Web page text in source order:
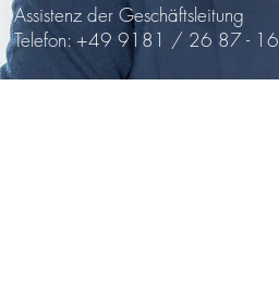
Assistenz der Geschäftsleitung
Telefon: +49 9181 / 26 87 - 16